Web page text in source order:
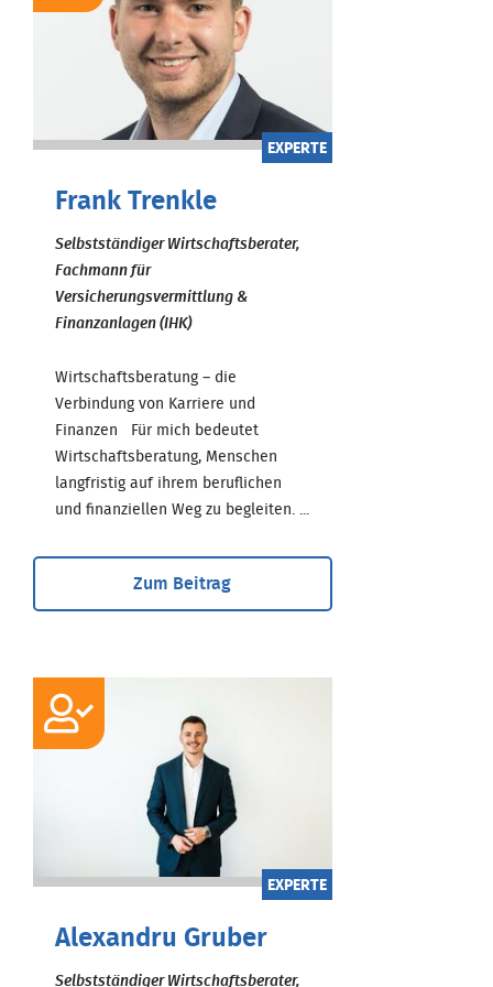
EXPERTE
Frank Trenkle
Selbstständiger Wirtschaftsberater,
Fachmann für
Versicherungsvermittlung &
Finanzanlagen (IHK)
Wirtschaftsberatung – die
Verbindung von Karriere und
Finanzen Für mich bedeutet
Wirtschaftsberatung, Menschen
langfristig auf ihrem beruflichen
und finanziellen Weg zu begleiten. ...
Zum Beitrag
EXPERTE
Alexandru Gruber
Selbstständiger Wirtschaftsberater,